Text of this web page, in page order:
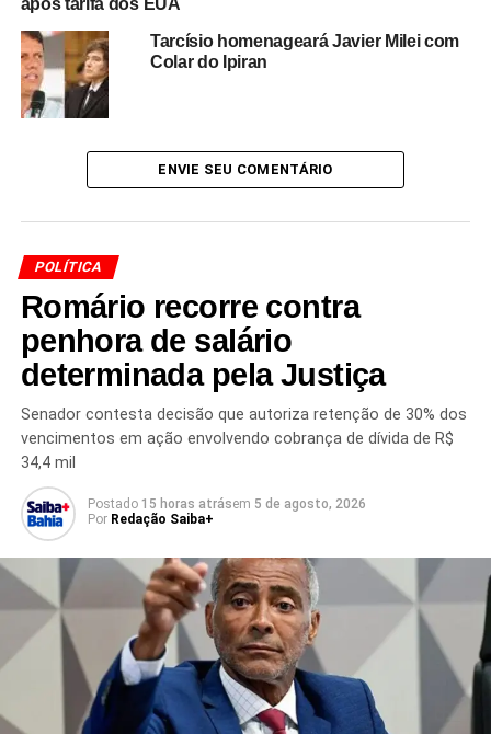
ligação direta entre os presidentes do Brasil e dos EUA
para resolver a questão, Haddad classificou a sugestão
como “no mínimo, ingênua”. “Talvez seja uma pessoa
que não tenha ainda o traquejo das relações
internacionais. Não funciona assim”, afirmou, defendendo
Para o ministro, a ideia de que um telefonema resolveria
brasileiros em Washington
telefonema é a chave de todas as portas não é
realista ”, concluiu.
Redação Saiba+
TÓPICOS RELACIONADOS
ANTIDIPLOMACIA
EDUARDO BOLSONARO
EXPORTAÇÕES BRASILEIRAS
FERNANDO HADDAD
FORÇAS DE EXTREMA DIREITA
GOVERNO LULA
REUNIÃO CANCELADA TESOURO EUA
SCOTT BESSENT
TARCÍSIO DE FREITAS
TARIFA 50% EXPORTAÇÕES
TARIFAÇO EUA BRASIL
após tarifa dos EUA
Tarcísio homenageará Javier Milei com
Colar do Ipiran
ENVIE SEU COMENTÁRIO
POLÍTICA
Romário recorre contra
penhora de salário
determinada pela Justiça
Senador contesta decisão que autoriza retenção de 30% dos
vencimentos em ação envolvendo cobrança de dívida de R$
34,4 mil
Postado 15 horas atrásem 5 de agosto, 2026
Por Redação Saiba+